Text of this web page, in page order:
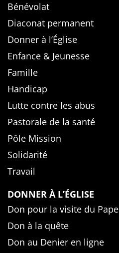
Bénévolat
Diaconat permanent
Donner à l’Église
Enfance & Jeunesse
Famille
Handicap
Lutte contre les abus
Pastorale de la santé
Pôle Mission
Solidarité
Travail
DONNER À L’ÉGLISE
Don pour la visite du Pape
Don à la quête
Don au Denier en ligne